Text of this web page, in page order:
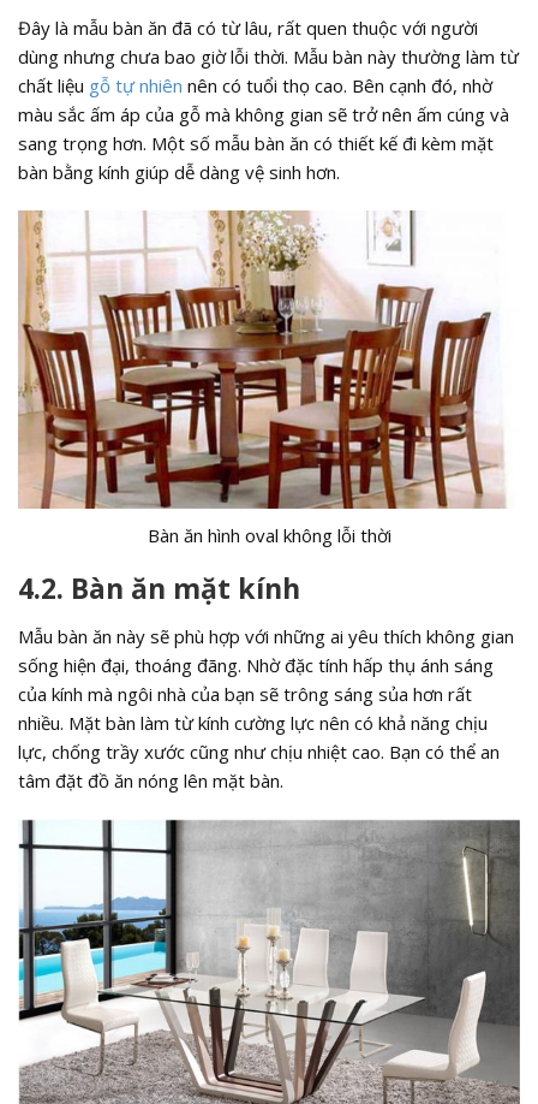
Đây là mẫu bàn ăn đã có từ lâu, rất quen thuộc với người
dùng nhưng chưa bao giờ lỗi thời. Mẫu bàn này thường làm từ
chất liệu gỗ tự nhiên nên có tuổi thọ cao. Bên cạnh đó, nhờ
màu sắc ấm áp của gỗ mà không gian sẽ trở nên ấm cúng và
sang trọng hơn. Một số mẫu bàn ăn có thiết kế đi kèm mặt
bàn bằng kính giúp dễ dàng vệ sinh hơn.
Bàn ăn hình oval không lỗi thời
4.2. Bàn ăn mặt kính
Mẫu bàn ăn này sẽ phù hợp với những ai yêu thích không gian
sống hiện đại, thoáng đãng. Nhờ đặc tính hấp thụ ánh sáng
của kính mà ngôi nhà của bạn sẽ trông sáng sủa hơn rất
nhiều. Mặt bàn làm từ kính cường lực nên có khả năng chịu
lực, chống trầy xước cũng như chịu nhiệt cao. Bạn có thể an
tâm đặt đồ ăn nóng lên mặt bàn.